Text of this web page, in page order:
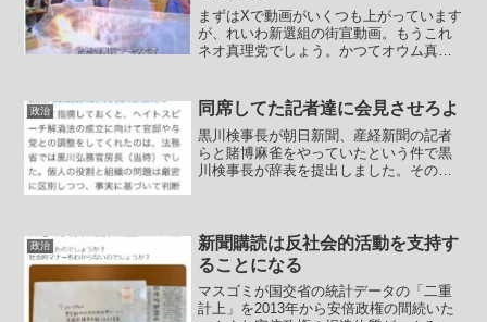
まずはXで動画がいくつも上がっています
が、れいわ新選組の街宣動画。もうこれ
ネオ真理党でしょう。かつてオウム真理
教との共通点はれいわ新選組の母体の中
核派がやたらと北朝鮮と...
政治 同席してた記者達に会見させろよ
黒川検事長が朝日新聞、産経新聞の記者
らと賭博麻雀をやっていたという件で黒
川検事長が辞表を提出しました。その件
るだろうという予測が伝え...
政治
新聞購読は反社会的活動を支持す
ることになる
マスゴミが国交省の統計データの「二重
計上」を2013年から安倍政権の間続いた